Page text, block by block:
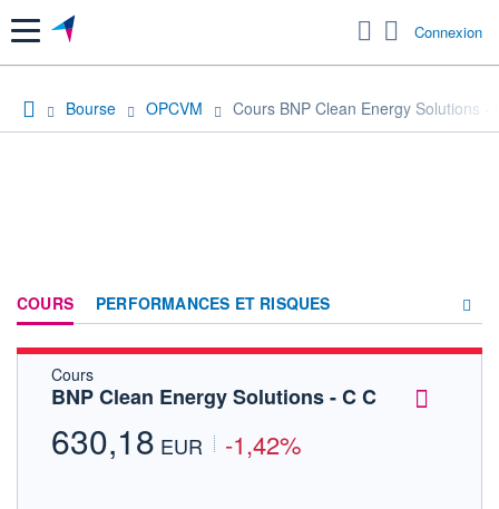
Menu Connexion
Bourse OPCVM Cours BNP Clean Energy Solutions -
COURS PERFORMANCES ET RISQUES
FORUM
Cours
BNP Clean Energy Solutions - C C
630,18 EUR -1,42%